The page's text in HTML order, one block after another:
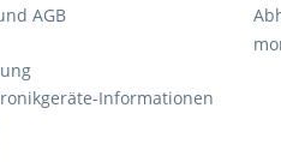
AGB
Informationen